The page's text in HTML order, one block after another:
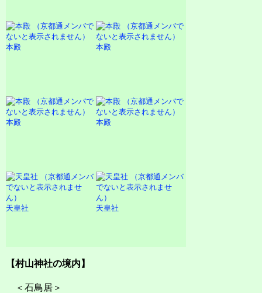
本殿 本殿
本殿 本殿
天皇社 天皇社
【村山神社の境内】
＜石鳥居＞